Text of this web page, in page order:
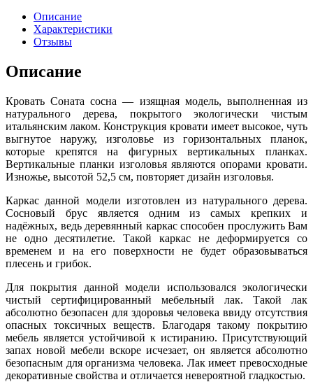
Описание
Характеристики
Отзывы
Описание
Кровать Соната сосна — изящная модель, выполненная из
натурального дерева, покрытого экологически чистым
итальянским лаком. Конструкция кровати имеет высокое, чуть
выгнутое наружу, изголовье из горизонтальных планок,
которые крепятся на фигурных вертикальных планках.
Вертикальные планки изголовья являются опорами кровати.
Изножье, высотой 52,5 см, повторяет дизайн изголовья.
Каркас данной модели изготовлен из натурального дерева.
Сосновый брус является одним из самых крепких и
надёжных, ведь деревянный каркас способен прослужить Вам
не одно десятилетие. Такой каркас не деформируется со
временем и на его поверхности не будет образовываться
плесень и грибок.
Для покрытия данной модели использовался экологически
чистый сертифицированный мебельный лак. Такой лак
абсолютно безопасен для здоровья человека ввиду отсутствия
опасных токсичных веществ. Благодаря такому покрытию
мебель является устойчивой к истиранию. Присутствующий
запах новой мебели вскоре исчезает, он является абсолютно
безопасным для организма человека. Лак имеет превосходные
декоративные свойства и отличается невероятной гладкостью.